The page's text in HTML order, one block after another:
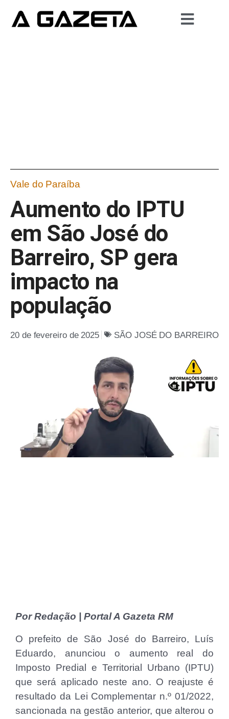
Vale do Paraíba
Aumento do IPTU
em São José do
Barreiro, SP gera
impacto na
população
20 de fevereiro de 2025 SÃO JOSÉ DO BARREIRO
Por Redação | Portal A Gazeta RM
O prefeito de São José do Barreiro, Luís
Eduardo, anunciou o aumento real do
Imposto Predial e Territorial Urbano (IPTU)
que será aplicado neste ano. O reajuste é
resultado da Lei Complementar n.º 01/2022,
sancionada na gestão anterior, que alterou o